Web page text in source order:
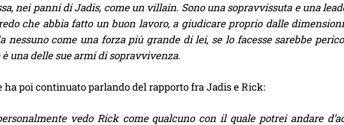
nei panni di Jadis, come un villain. Sono una sopravvissuta e una
che abbia fatto un buon lavoro, a giudicare proprio dalle
nessuno come una forza più grande di lei, se lo facesse sarebbe
è una delle sue armi di sopravvivenza.
ha poi continuato parlando del rapporto fra Jadis e Rick:
vedo Rick come qualcuno con il quale potrei andare